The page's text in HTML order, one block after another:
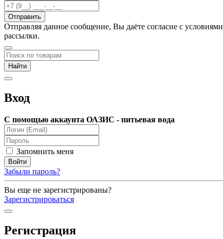
Отправляя данное сообщение, Вы даёте согласие c условиями
рассылки.
Вход
С помощью аккаунта ОАЗИС - питьевая вода
Запомнить меня
Забыли пароль?
Вы еще не зарегистрированы?
Зарегистрироваться
Регистрация